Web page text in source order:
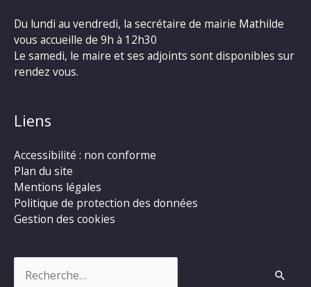
Du lundi au vendredi, la secrétaire de mairie Mathilde
vous accueille de 9h à 12h30
Le samedi, le maire et ses adjoints sont disponibles sur
rendez vous.
Liens
Accessibilité : non conforme
Plan du site
Mentions légales
Politique de protection des données
Gestion des cookies